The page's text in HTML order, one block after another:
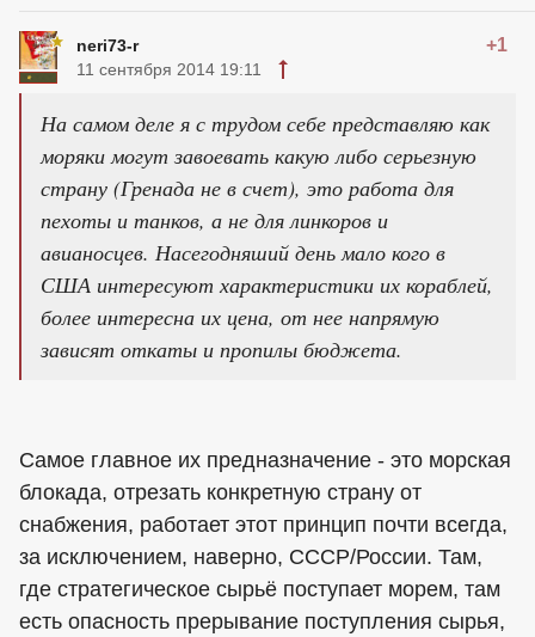
neri73-r +1
11 сентября 2014 19:11
На самом деле я с трудом себе представляю как
моряки могут завоевать какую либо серьезную
страну (Гренада не в счет), это работа для
пехоты и танков, а не для линкоров и
авианосцев. Насегодняший день мало кого в
США интересуют характеристики их кораблей,
более интересна их цена, от нее напрямую
зависят откаты и пропилы бюджета.
Самое главное их предназначение - это морская
блокада, отрезать конкретную страну от
снабжения, работает этот принцип почти всегда,
за исключением, наверно, СССР/России. Там,
где стратегическое сырьё поступает морем, там
есть опасность прерывание поступления сырья,